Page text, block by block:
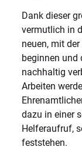
Dank dieser
vermutlich in
neuen, mit
beginnen und
nachhaltig
Arbeiten
dazu in einer
Helferaufruf,
feststehen.